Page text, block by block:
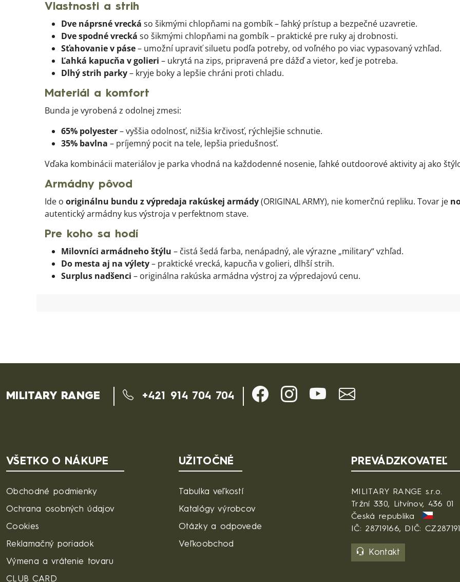
Vlastnosti a strih
Dve náprsné vrecká so šikmými chlopňami na gombík – ľahký prístup a bezpečné uzavretie.
Dve spodné vrecká so šikmými chlopňami na gombík – praktické pre ruky aj drobnosti.
Sťahovanie v páse– umožní upraviť siluetu podľa potreby, od voľného po viac vypasovaný vzhľad.
Ľahká kapucňa v golieri – ukrytá na zips, pripravená pre dážď a vietor, keď je potreba.
Dlhý strih parky– kryje boky a lepšie chráni proti chladu.
Materiál a komfort
Bunda je vyrobená z odolnej zmesi:
65% polyester– vyššia odolnosť, nižšia krčivosť, rýchlejšie schnutie.
35% bavlna – príjemný pocit na tele, lepšia priedušnosť.
Vďaka kombinácii materiálov je parka vhodná na každodenné nosenie, ľahké outdoorové aktivity aj ako
Armádny pôvod
Ide o originálnu bundu z výpredaja rakúskej armády(ORIGINAL ARMY), nie komerčnú repliku. Tovar je
autentický armádny kus výstroja v perfektnom stave.
Pre koho sa hodí
Milovníci armádneho štýlu – čistá šedá farba, nenápadný, ale výrazne „military“ vzhľad.
Do mesta aj na výlety– praktické vrecká, kapucňa v golieri, dlhší strih.
Surplus nadšenci – originálna rakúska armádna výstroj za výpredajovú cenu.
MILITARY RANGE +421 914 704 704
VŠETKO O NÁKUPE
Obchodné podmienky
Ochrana osobných údajov
Cookies
Reklamačný poriadok
Výmena a vrátenie tovaru
CLUB CARD
UŽITOČNÉ
Tabulka veľkostí
Katalógy výrobcov
Otázky a odpovede
Veľkoobchod
PREVÁDZKOVATEĽ
MILITARY RANGE s.r.o.
Tržní 330, Litvínov, 436 01
Česká republika
IČ: 28719166, DIČ:
Kontakt